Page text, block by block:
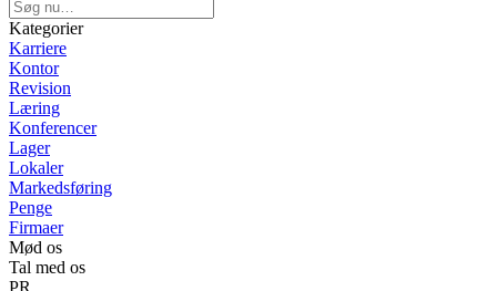
Kategorier
Karriere
Kontor
Revision
Læring
Konferencer
Lager
Lokaler
Markedsføring
Penge
Firmaer
Mød os
Tal med os
PR